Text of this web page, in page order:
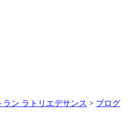
ン ラトリエデサンス > ブログ